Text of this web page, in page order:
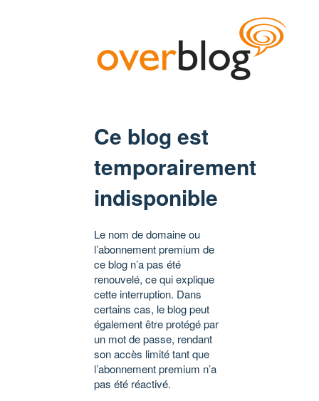
Ce blog est
temporairement
indisponible
Le nom de domaine ou
l’abonnement premium de
ce blog n’a pas été
renouvelé, ce qui explique
cette interruption. Dans
certains cas, le blog peut
également être protégé par
un mot de passe, rendant
son accès limité tant que
l’abonnement premium n’a
pas été réactivé.